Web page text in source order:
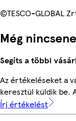
©TESCO-GLOBAL
Még
Segíts a többi
Az értékeléseket a
keresztül küldik be.
Írj értékelést